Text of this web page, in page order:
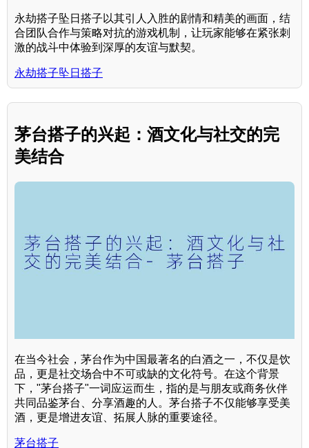
永劫搭子坠日搭子以其引人入胜的剧情和精美的画面，结
合团队合作与策略对抗的游戏机制，让玩家能够在紧张刺
激的战斗中体验到深厚的友谊与默契。
永劫搭子坠日搭子
茅台搭子的兴起：酒文化与社交的完
美结合
在当今社会，茅台作为中国最著名的白酒之一，不仅是饮
品，更是社交场合中不可或缺的文化符号。在这个背景
下，"茅台搭子"一词应运而生，指的是与朋友或商务伙伴
共同品鉴茅台、分享酒趣的人。茅台搭子不仅能够享受美
酒，更是增进友谊、拓展人脉的重要途径。
茅台搭子